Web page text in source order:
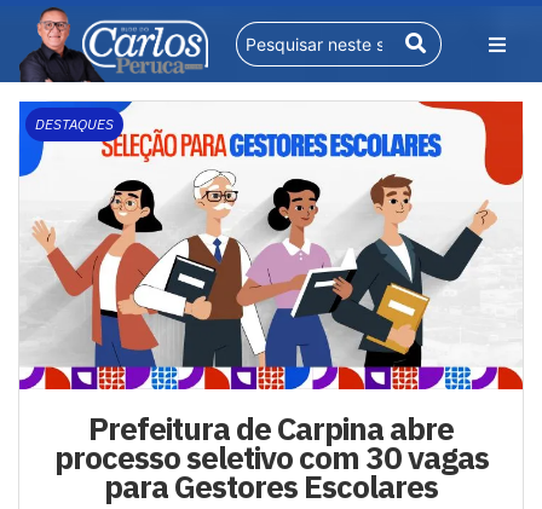
DESTAQUES
Prefeitura de Carpina abre
processo seletivo com 30 vagas
para Gestores Escolares